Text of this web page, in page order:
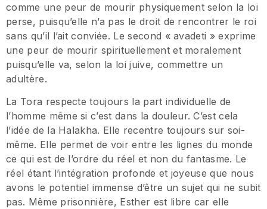
comme une peur de mourir physiquement selon la loi
perse, puisqu’elle n’a pas le droit de rencontrer le roi
sans qu’il l’ait conviée. Le second « avadeti » exprime
une peur de mourir spirituellement et moralement
puisqu’elle va, selon la loi juive, commettre un
adultère.
La Tora respecte toujours la part individuelle de
l’homme même si c’est dans la douleur. C’est cela
l’idée de la Halakha. Elle recentre toujours sur soi-
même. Elle permet de voir entre les lignes du monde
ce qui est de l’ordre du réel et non du fantasme. Le
réel étant l’intégration profonde et joyeuse que nous
avons le potentiel immense d’être un sujet qui ne subit
pas. Même prisonnière, Esther est libre car elle